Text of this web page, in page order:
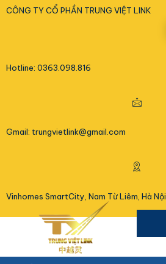
CÔNG TY CỔ PHẦN TRUNG VIỆT LINK
Hotline: 0363.098.816
Gmail: trungvietlink@gmail.com
Vinhomes SmartCity, Nam Từ Liêm, Hà Nội